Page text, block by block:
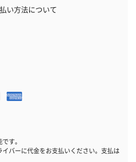
い方法について
す。
バーに代金をお支払いください。支払は